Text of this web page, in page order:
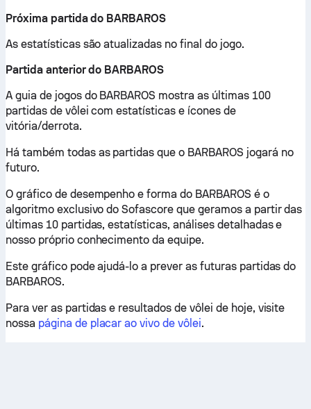
Próxima partida do BARBAROS
As estatísticas são atualizadas no final do jogo.
Partida anterior do BARBAROS
A guia de jogos do BARBAROS mostra as últimas 100
partidas de vôlei com estatísticas e ícones de
vitória/derrota.
Há também todas as partidas que o BARBAROS jogará no
futuro.
O gráfico de desempenho e forma do BARBAROS é o
algoritmo exclusivo do Sofascore que geramos a partir das
últimas 10 partidas, estatísticas, análises detalhadas e
nosso próprio conhecimento da equipe.
Este gráfico pode ajudá-lo a prever as futuras partidas do
BARBAROS.
Para ver as partidas e resultados de vôlei de hoje, visite
nossa página de placar ao vivo de vôlei.